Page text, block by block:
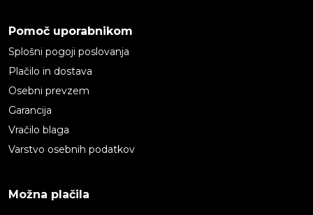
Pomoč uporabnikom
Splošni pogoji poslovanja
Plačilo in dostava
Osebni prevzem
Garancija
Vračilo blaga
Varstvo osebnih podatkov
Možna plačila